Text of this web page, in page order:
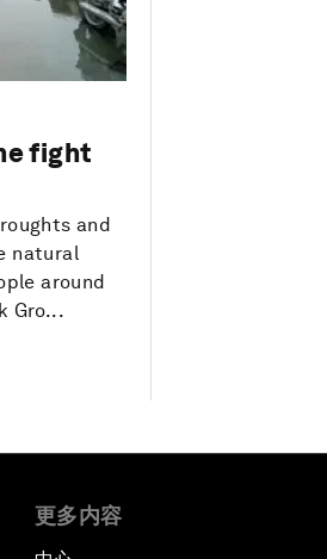
fight
and
natural
around
Gro...
更多内容